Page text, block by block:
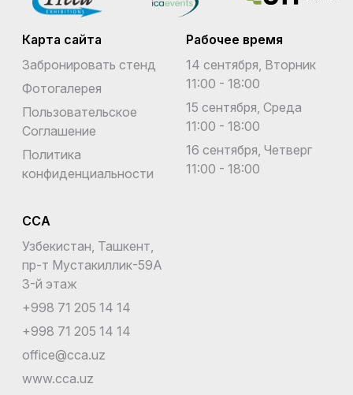
Демократическая Республика Конго
Джибути
Доминика
Доминиканская Республика
Египет
Западная Сахара
Зимбабве
Израиль
Индия
Карта сайта
Забронировать стенд
Фотогалерея
Пользовательское
Соглашение
Политика
конфиденциальности
Рабочее время
14 сентября, Вторник
11:00 - 18:00
15 сентября, Среда
11:00 - 18:00
16 сентября, Четверг
11:00 - 18:00
CCA
Узбекистан, Ташкент,
пр-т Мустакиллик-59A
3-й этаж
+998 71 205 14 14
+998 71 205 14 14
office@cca.uz
www.cca.uz